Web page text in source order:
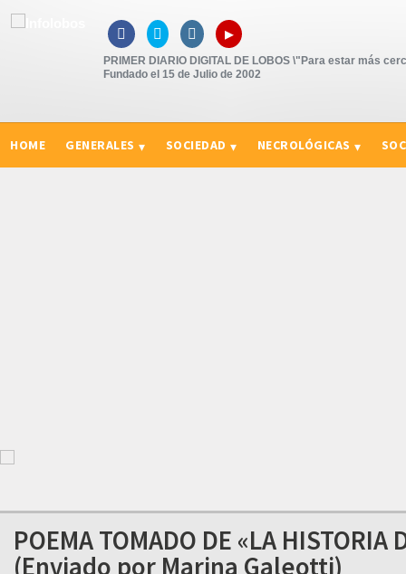
   ▸
PRIMER DIARIO DIGITAL DE LOBOS \"Para estar más
Fundado el 15 de Julio de 2002
HOME GENERALES SOCIEDAD NECROLÓGICAS
POEMA TOMADO DE «LA HISTORIA
(Enviado por Marina Galeotti)